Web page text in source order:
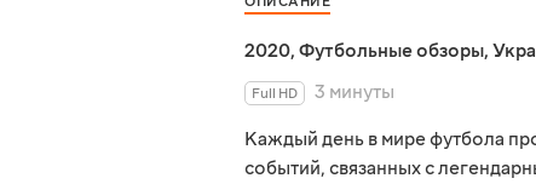
2020, Футбольные обзоры,
Full HD
3 минуты
Каждый день в мире футбола
событий, связанных с